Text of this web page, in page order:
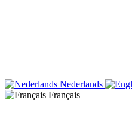
Nederlands
Français